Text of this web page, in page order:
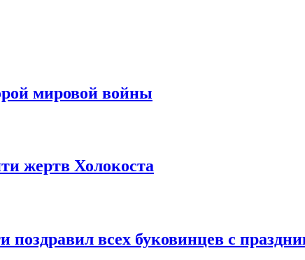
мировой войны
жертв Холокоста
всех буковинцев с